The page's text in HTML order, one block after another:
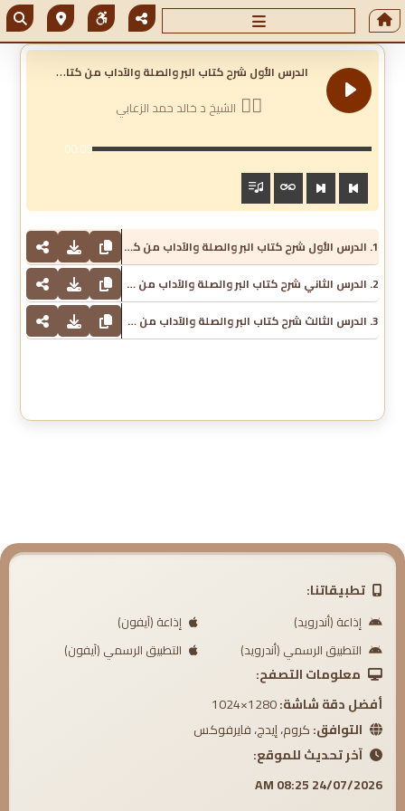
ا
لدرس الأول شرح كتاب البر والصلة والآداب من كتاب اللؤلؤ والمرجان
الشيخ د خالد حمد الزعابي
00:00
1. الدرس الأول شرح كتاب البر والصلة والآداب من كتاب اللؤلؤ والمرجان - الشيخ د خالد حمد الزعابي
2. الدرس الثاني شرح كتاب البر والصلة والآداب من كتاب اللؤلؤ والمرجان - الشيخ د خالد حمد الزعابي
3. الدرس الثالث شرح كتاب البر والصلة والآداب من كتاب اللؤلؤ والمرجان - الشيخ د خالد حمد الزعابي
تطبيقاتنا:
إذاعة (أندرويد)
إذاعة (آيفون)
التطبيق الرسمي (أندرويد)
التطبيق الرسمي (آيفون)
معلومات التصفح:
أفضل دقة شاشة:
التوافق:كروم، إيدج، فايرفوكس
آخر تحديث للموقع:
24/07/2026 08:25 AM